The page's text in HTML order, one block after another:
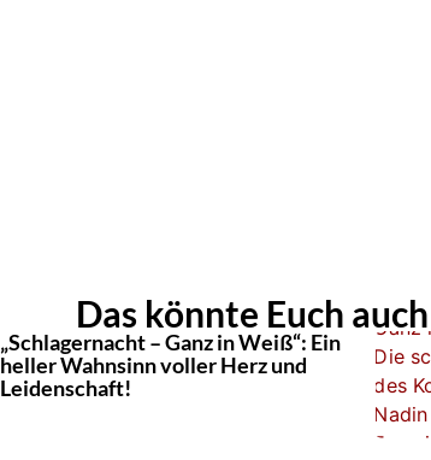
Das könnte Euch
„Schlagernacht – Ganz in Weiß“: Ein
heller Wahnsinn voller Herz und
Leidenschaft!